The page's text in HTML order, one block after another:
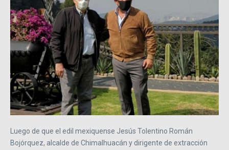
Luego de que el edil mexiquense Jesús Tolentino Román
Bojórquez, alcalde de Chimalhuacán y dirigente de extracción